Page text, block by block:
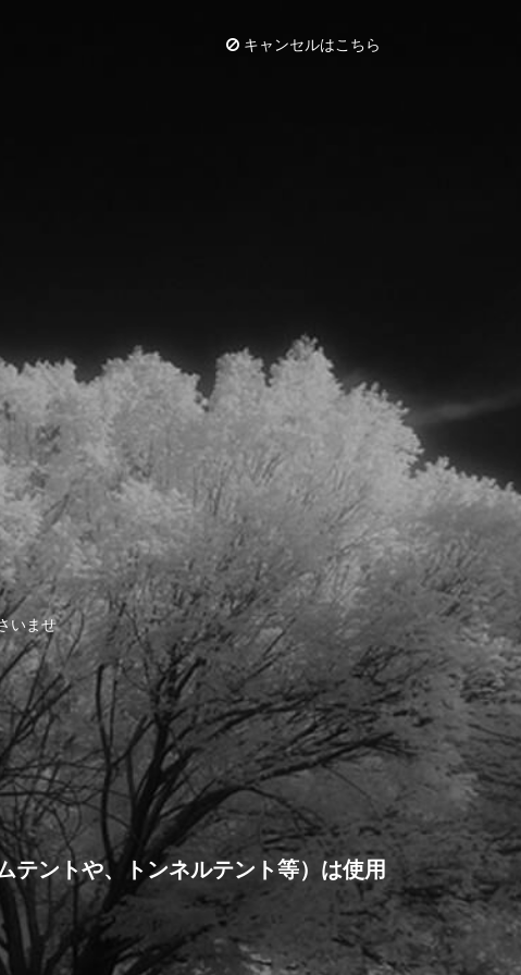
キャンセルはこちら
いませ
ントや、トンネルテント等）は使用